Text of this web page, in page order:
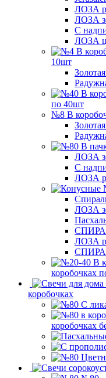
ЛОЗА
ЛОЗА
С
ЛОЗА
10шт
по 40шт
№8 В
ЛОЗА
С
ЛОЗА
ЛОЗА
ЛОЗА
коробочках
коробочках
коробочках